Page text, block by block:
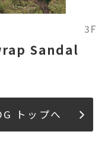
3F
Sandal
トップへ